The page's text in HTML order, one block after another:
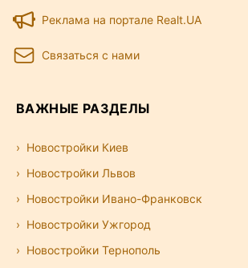
Реклама на портале Realt.UA
Связаться с нами
ВАЖНЫЕ РАЗДЕЛЫ
Новостройки Киев
Новостройки Львов
Новостройки Ивано-Франковск
Новостройки Ужгород
Новостройки Тернополь